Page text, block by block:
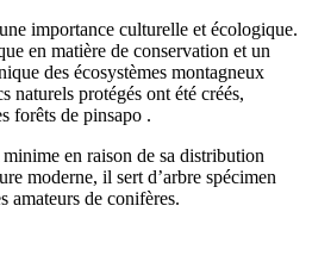
importance culturelle et écologique.
en matière de conservation et un
des écosystèmes montagneux
naturels protégés ont été créés,
forêts de pinsapo .
en raison de sa distribution
moderne, il sert d’arbre spécimen
amateurs de conifères.